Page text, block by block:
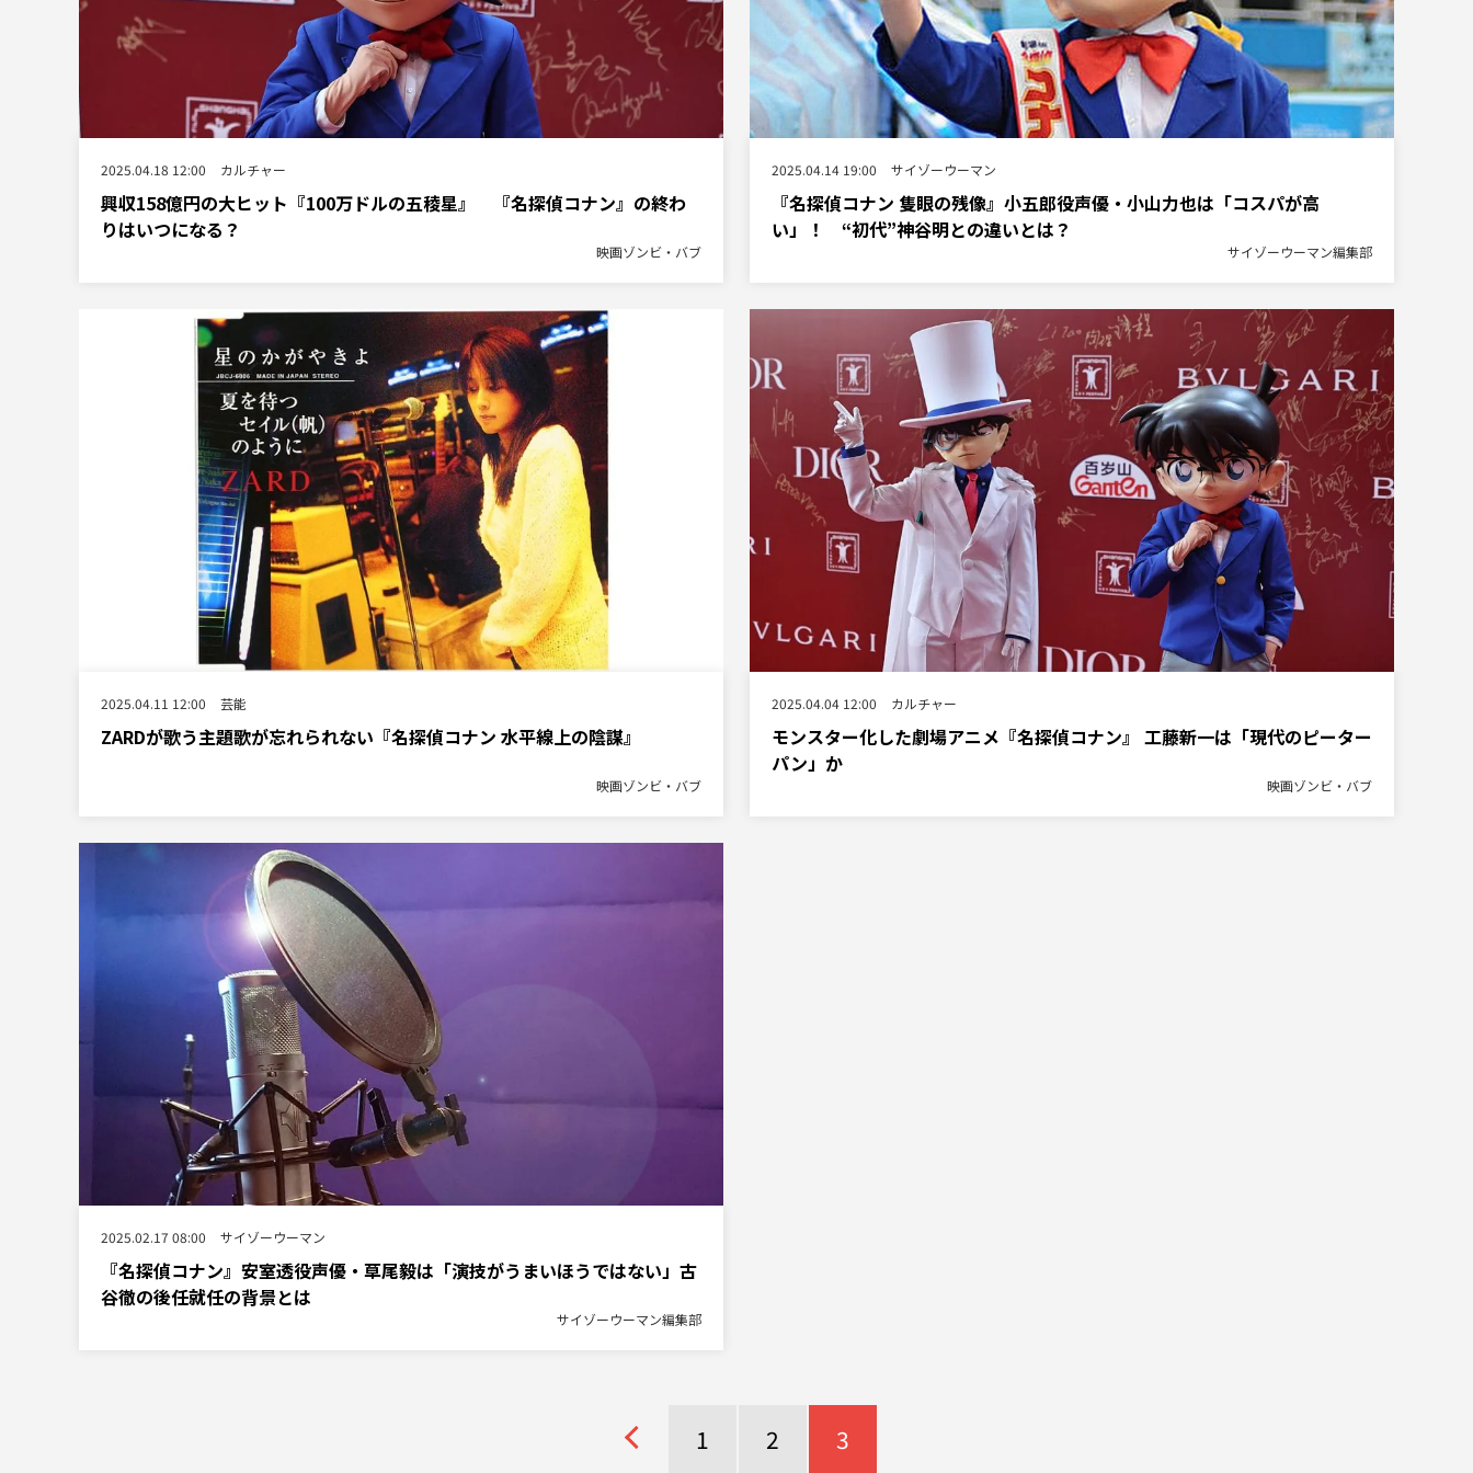
2025.04.18 12:00 カルチャー
興収158億円の大ヒット『100万ドルの五稜星』 『名探偵コナン』の終わ
りはいつになる？
映画ゾンビ・バブ
2025.04.14 19:00 サイゾーウーマン
『名探偵コナン 隻眼の残像』小五郎役声優・小山力也は「コスパが高
い」！ “初代”神谷明との違いとは？
サイゾーウーマン編集部
2025.04.11 12:00 芸能
ZARDが歌う主題歌が忘れられない『名探偵コナン 水平線上の陰謀』
映画ゾンビ・バブ
2025.04.04 12:00 カルチャー
モンスター化した劇場アニメ『名探偵コナン』 工藤新一は「現代のピーター
パン」か
映画ゾンビ・バブ
2025.02.17 08:00 サイゾーウーマン
『名探偵コナン』安室透役声優・草尾毅は「演技がうまいほうではない」――古
谷徹の後任就任の背景とは
サイゾーウーマン編集部
1 2 3